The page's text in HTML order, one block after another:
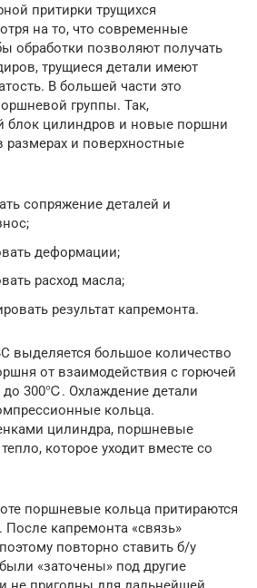
притирки трущихся
на то, что современные
обработки позволяют получать
трущиеся детали имеют
В большей части это
группы. Так,
блок цилиндров и новые поршни
и поверхностные
сопряжение деталей и
деформации;
расход масла;
результат капремонта.
выделяется большое количество
от взаимодействия с горючей
до 300℃. Охлаждение детали
кольца.
цилиндра, поршневые
которое уходит вместе со
поршневые кольца притираются
После капремонта «связь»
повторно ставить б/у
«заточены» под другие